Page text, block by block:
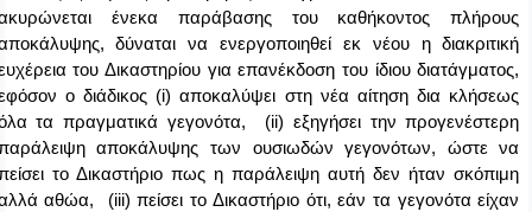
ένεκα παράβασης του καθήκοντος πλήρους
δύναται να ενεργοποιηθεί εκ νέου η διακριτική
του Δικαστηρίου για επανέκδοση του ίδιου διατάγματος,
ο διάδικος (i) αποκαλύψει στη νέα αίτηση δια κλήσεως
τα πραγματικά γεγονότα, (ii) εξηγήσει την προγενέστερη
αποκάλυψης των ουσιωδών γεγονότων, ώστε να
το Δικαστήριο πως η παράλειψη αυτή δεν ήταν σκόπιμη
αθώα, (iii) πείσει το Δικαστήριο ότι, εάν τα γεγονότα είχαν